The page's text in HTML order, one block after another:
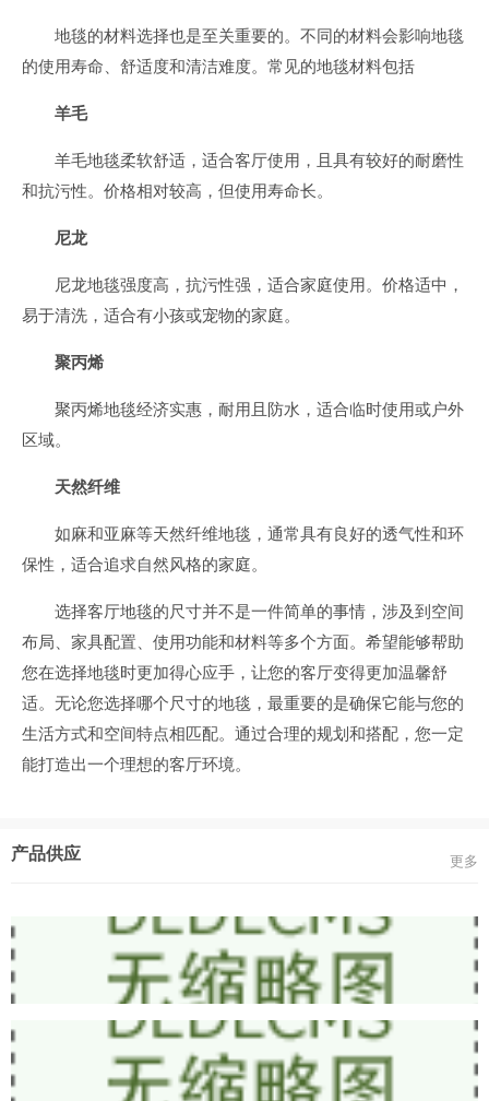
地毯的材料选择也是至关重要的。不同的材料会影响地毯
的使用寿命、舒适度和清洁难度。常见的地毯材料包括
羊毛
羊毛地毯柔软舒适，适合客厅使用，且具有较好的耐磨性
和抗污性。价格相对较高，但使用寿命长。
尼龙
尼龙地毯强度高，抗污性强，适合家庭使用。价格适中，
易于清洗，适合有小孩或宠物的家庭。
聚丙烯
聚丙烯地毯经济实惠，耐用且防水，适合临时使用或户外
区域。
天然纤维
如麻和亚麻等天然纤维地毯，通常具有良好的透气性和环
保性，适合追求自然风格的家庭。
选择客厅地毯的尺寸并不是一件简单的事情，涉及到空间
布局、家具配置、使用功能和材料等多个方面。希望能够帮助
您在选择地毯时更加得心应手，让您的客厅变得更加温馨舒
适。无论您选择哪个尺寸的地毯，最重要的是确保它能与您的
生活方式和空间特点相匹配。通过合理的规划和搭配，您一定
能打造出一个理想的客厅环境。
产品供应 更多